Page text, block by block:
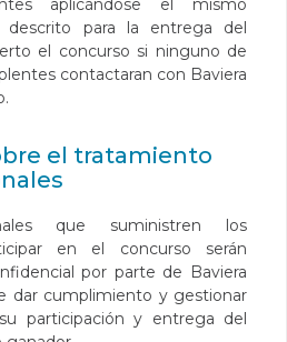
aplicándose el mismo
descrito para la entrega del
el concurso si ninguno de
contactaran con Baviera
el tratamiento
que suministren los
en el concurso serán
por parte de Baviera
dar cumplimiento y gestionar
participación y entrega del